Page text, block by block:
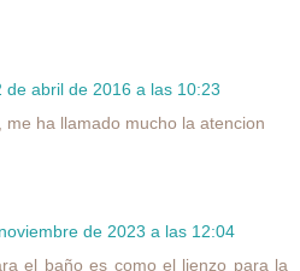
de abril de 2016 a las 10:23
me ha llamado mucho la atencion
de 2023 a las 12:04
el baño es como el lienzo para la